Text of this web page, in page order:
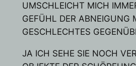
UMSCHLEICHT MICH
GEFÜHL DER ABNEIGUNG
GESCHLECHTES
JA ICH SEHE SIE NOCH